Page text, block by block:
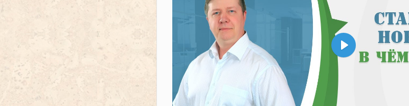
Воспроизвести